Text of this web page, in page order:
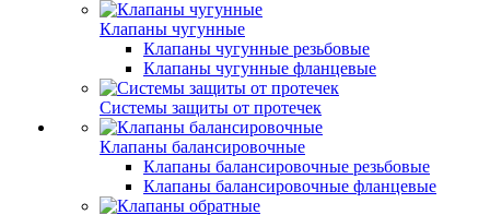
Клапаны чугунные
Клапаны чугунные резьбовые
Клапаны чугунные фланцевые
Системы защиты от протечек
Клапаны балансировочные
Клапаны балансировочные резьбовые
Клапаны балансировочные фланцевые